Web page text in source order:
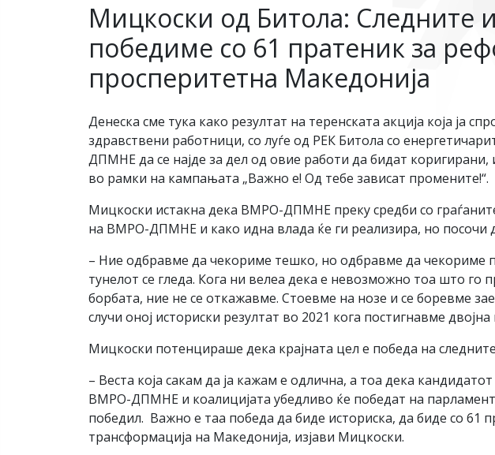
Мицкоски од Битола: Следните
победиме со 61 пратеник за
просперитетна Македонија
Денеска сме тука како резултат на теренската акција која ја
здравствени работници, со луѓе од РЕК Битола со
ДПМНЕ да се најде за дел од овие работи да бидат
во рамки на кампањата „Важно е! Од тебе зависат промените!“.
Мицкоски истакна дека ВМРО-ДПМНЕ преку средби со
на ВМРО-ДПМНЕ и како идна влада ќе ги реализира, но посочи
– Ние одбравме да чекориме тешко, но одбравме да чекориме
тунелот се гледа. Кога ни велеа дека е невозможно тоа што го
борбата, ние не се откажавме. Стоевме на нозе и се боревме
случи оној историски резултат во 2021 кога постигнавме
Мицкоски потенцираше дека крајната цел е победа на
– Веста која сакам да ја кажам е одлична, а тоа дека
ВМРО-ДПМНЕ и коалицијата убедливо ќе победат на
победил. Важно е таа победа да биде историска, да биде со 61
трансформација на Македонија, изјави Мицкоски.